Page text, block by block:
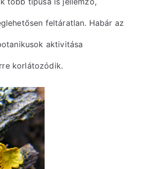
feltáratlan. Habár az
aktivitása
korlátozódik.